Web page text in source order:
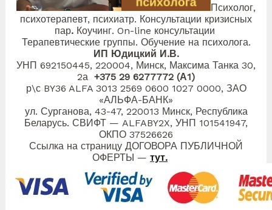
Психолог,
психотерапевт, психиатр. Консультации кризисных
пар. Коучинг. On-line консультации
Терапевтические группы. Обучение на психолога.
ИП Юдицкий И.В.
УНП 692150445, 220004, Минск, Максима Танка 30,
2а +375 29 6277772 (А1)
р\с BY36 ALFA 3013 2569 0600 1027 0000, ЗАО
«АЛЬФА-БАНК»
ул. Сурганова, 43-47, 220013 Минск, Республика
Беларусь. СВИФТ — ALFABY2X, УНП 101541947,
ОКПО 37526626
Ссылка на страницу ДОГОВОРА ПУБЛИЧНОЙ
ОФЕРТЫ — тут.